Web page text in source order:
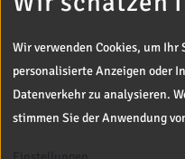
Wir verwenden Cookies, um Ihr
personalisierte Anzeigen oder
Datenverkehr zu analysieren.
stimmen Sie der Anwendung